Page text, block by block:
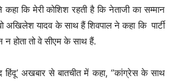
कहा कि मेरी कोशिश रहती है कि नेताजी का सम्मान
अखिलेश यादव के साथ हैं शिवपाल ने कहा कि पार्टी
होता तो वे सीएम के साथ हैं.
अखबार से बातचीत में कहा, ‘’कांग्रेस के साथ